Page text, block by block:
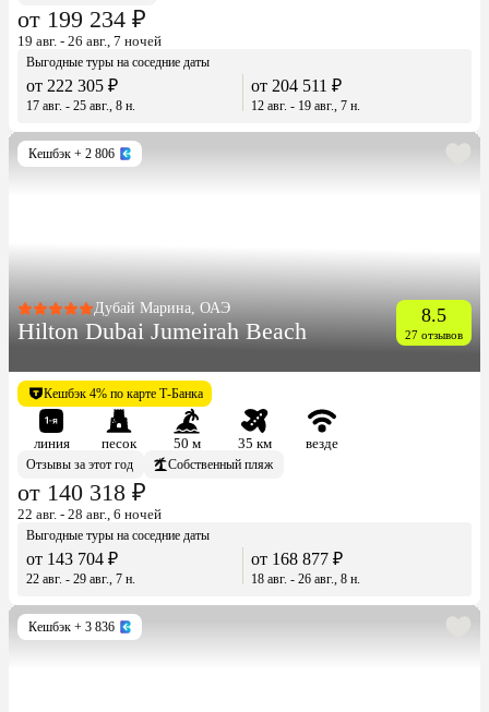
от 199 234 ₽
19 авг. - 26 авг., 7 ночей
Выгодные туры на соседние даты
от 222 305 ₽
17 авг. - 25 авг., 8 н.
от 204 511 ₽
12 авг. - 19 авг., 7 н.
Кешбэк + 2 806
Дубай Марина, ОАЭ
Hilton Dubai Jumeirah Beach
8.5
27 отзывов
Кешбэк 4% по карте Т-Банка
линия песок 50 м 35 км
везде
Отзывы за этот год
Собственный пляж
от 140 318 ₽
22 авг. - 28 авг., 6 ночей
Выгодные туры на соседние даты
от 143 704 ₽
22 авг. - 29 авг., 7 н.
от 168 877 ₽
18 авг. - 26 авг., 8 н.
Кешбэк + 3 836